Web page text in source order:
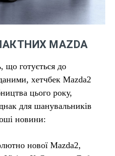
MAZDA
готується до
хетчбек Mazda2
цього року,
для шанувальників
новини:
нової Mazda2,